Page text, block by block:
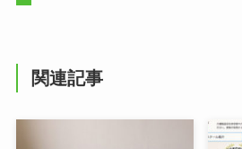
関連記事